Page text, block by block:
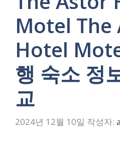
Motel The
Hotel
행 숙소 정
교
2024년 12월 10일 작성자: